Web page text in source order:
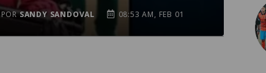
PORSANDY SANDOVAL 08:53 AM, FEB 01